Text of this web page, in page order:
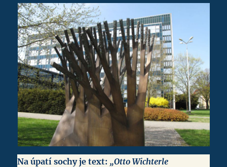
Na úpatí sochy je text: „Otto Wichterle